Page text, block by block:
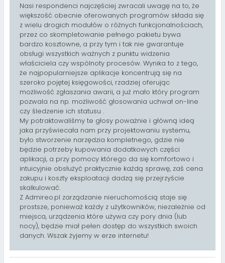
Nasi respondenci najczęściej zwracali uwagę na to, że
większość obecnie oferowanych programów składa się
z wielu drogich modułów o różnych funkcjonalnościach,
przez co skompletowanie pełnego pakietu bywa
bardzo kosztowne, a przy tym i tak nie gwarantuje
obsługi wszystkich ważnych z punktu widzenia
właściciela czy wspólnoty procesów. Wynika to z tego,
że najpopularniejsze aplikacje koncentrują się na
szeroko pojętej księgowości, rzadziej oferując
możliwość zgłaszania awarii, a już mało który program
pozwala na np. możliwość głosowania uchwał on-line
czy śledzenie ich statusu .
My potraktowaliśmy te głosy poważnie i główną ideą
jaka przyświecała nam przy projektowaniu systemu,
było stworzenie narzędzia kompletnego, gdzie nie
będzie potrzeby kupowania dodatkowych części
aplikacji, a przy pomocy którego da się komfortowo i
intuicyjnie obsłużyć praktycznie każdą sprawę, zaś cena
zakupu i koszty eksploatacji dadzą się przejrzyście
skalkulować.
Z Admireo.pl zarządzanie nieruchomością staje się
prostsze, ponieważ każdy z użytkowników, niezależnie od
miejsca, urządzenia które używa czy pory dnia (lub
nocy), będzie miał pełen dostęp do wszystkich swoich
danych. Wszak żyjemy w erze internetu!